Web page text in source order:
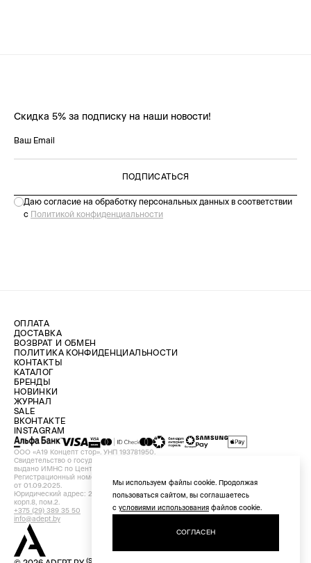
Скидка 5% за подписку на наши новости!
ПОДПИСАТЬСЯ
Даю согласие на обработку персональных данных в соответствии
с Политикой конфиденциальности
(STORE)
ООО «А19 Концепт стор». УНП 193781950.
Свидетельство о государственной регистрации №193781950 от 09.08.2024,
выдано ИМНС по Центральному району г. Минска.
Регистрационный номер в Торговом реестре Республики Беларусь №756898
от 01.09.2025.
Юридический адрес: 220029, Республика Беларусь, г. Минск, ул. Красная, д.7,
корп.8, пом.2.
+375 (29) 389 35 50
info@adept.by
ОПЛАТА
ДОСТАВКА
ВОЗВРАТ И ОБМЕН
ПОЛИТИКА КОНФИДЕНЦИАЛЬНОСТИ
КОНТАКТЫ
ВКОНТАКТЕ
INSTAGRAM
КАТАЛОГ
БРЕНДЫ
НОВИНКИ
ЖУРНАЛ
SALE
Мы используем файлы cookie. Продолжая
пользоваться сайтом, вы соглашаетесь
с условиями использования файлов cookie.
СОГЛАСЕН